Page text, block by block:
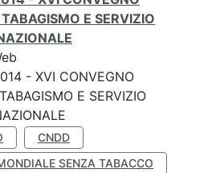
E SERVIZIO
- XVI CONVEGNO
E SERVIZIO
CNDD
SENZA TABACCO